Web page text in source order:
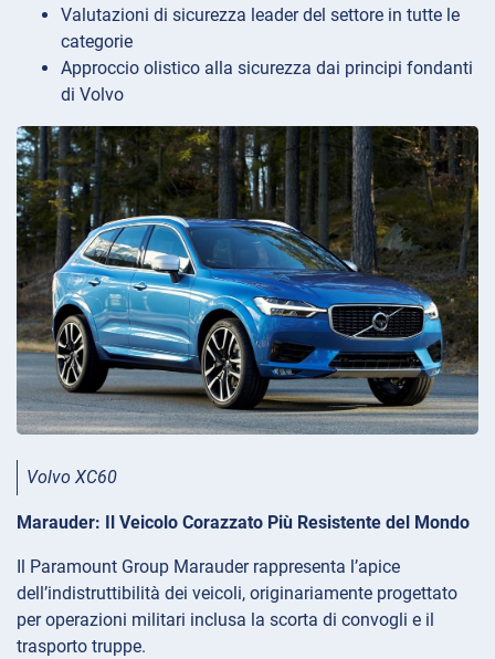
Valutazioni di sicurezza leader del settore in tutte le
categorie
Approccio olistico alla sicurezza dai principi fondanti
di Volvo
Volvo XC60
Marauder: Il Veicolo Corazzato Più Resistente del Mondo
Il Paramount Group Marauder rappresenta l’apice
dell’indistruttibilità dei veicoli, originariamente progettato
per operazioni militari inclusa la scorta di convogli e il
trasporto truppe.